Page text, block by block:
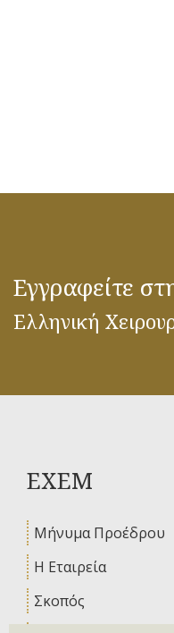
Εγγραφείτε
Ελληνική
ΕΧΕΜ
Μήνυμα Προέδρου
Η Εταιρεία
Σκοπός